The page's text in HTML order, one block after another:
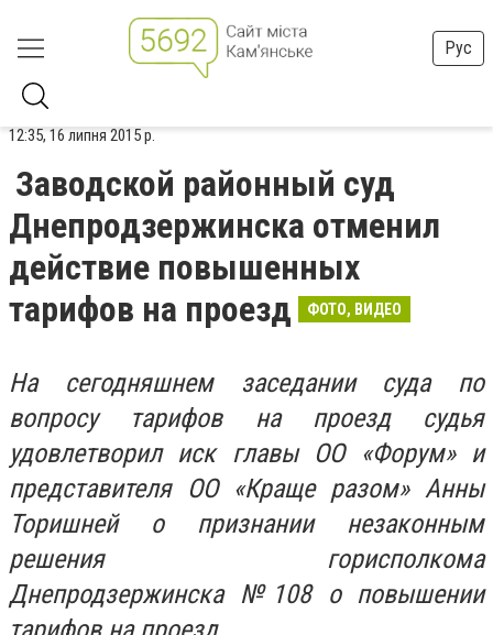
Рус
12:35, 16 липня 2015 р.
Заводской районный суд
Днепродзержинска отменил
действие повышенных
тарифов на проезд
ФОТО, ВИДЕО
На сегодняшнем заседании суда по
вопросу тарифов на проезд судья
удовлетворил иск главы ОО «Форум» и
представителя ОО «Краще разом» Анны
Торишней о признании незаконным
решения горисполкома
Днепродзержинска №108 о повышении